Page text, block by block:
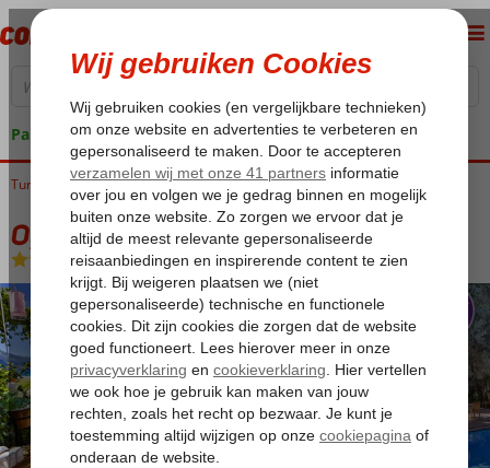
Pakketgarantie
Home
Turkije Egeische kust Fethiye Oludeniz Oyster Residence
Oyster Residence
Logies en ontbijt